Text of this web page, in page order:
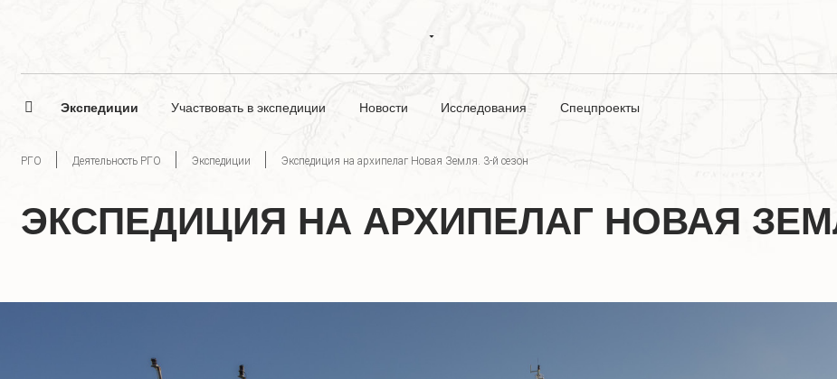
Экспедиции Участвовать в экспедиции Новости Исследования Спецпроекты
РГО Деятельность РГО Экспедиции Экспедиция на архипелаг Новая Земля. 3-й сезон
ЭКСПЕДИЦИЯ НА АРХИПЕЛАГ НОВАЯ